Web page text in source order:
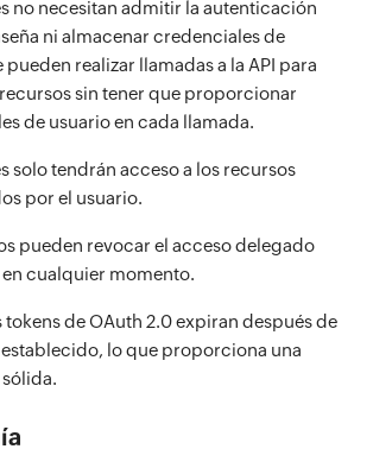
no necesitan admitir la autenticación
ni almacenar credenciales de
pueden realizar llamadas a la API para
sin tener que proporcionar
de usuario en cada llamada.
solo tendrán acceso a los recursos
por el usuario.
pueden revocar el acceso delegado
cualquier momento.
tokens de OAuth 2.0 expiran después de
lo que proporciona una